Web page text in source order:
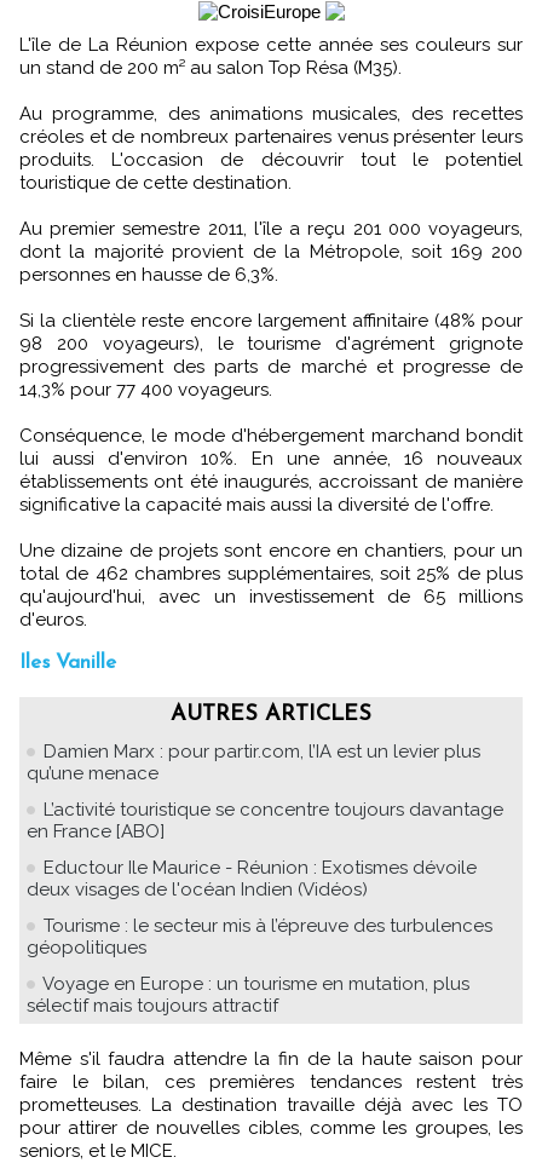
L'île de La Réunion expose cette année ses couleurs sur
un stand de 200 m² au salon Top Résa (M35).
Au programme, des animations musicales, des recettes
créoles et de nombreux partenaires venus présenter leurs
produits. L'occasion de découvrir tout le potentiel
touristique de cette destination.
Au premier semestre 2011, l'île a reçu 201 000 voyageurs,
dont la majorité provient de la Métropole, soit 169 200
personnes en hausse de 6,3%.
Si la clientèle reste encore largement affinitaire (48% pour
98 200 voyageurs), le tourisme d'agrément grignote
progressivement des parts de marché et progresse de
14,3% pour 77 400 voyageurs.
Conséquence, le mode d'hébergement marchand bondit
lui aussi d'environ 10%. En une année, 16 nouveaux
établissements ont été inaugurés, accroissant de manière
significative la capacité mais aussi la diversité de l'offre.
Une dizaine de projets sont encore en chantiers, pour un
total de 462 chambres supplémentaires, soit 25% de plus
qu'aujourd'hui, avec un investissement de 65 millions
d'euros.
Iles Vanille
AUTRES ARTICLES
Damien Marx : pour partir.com, l’IA est un levier plus
qu’une menace
L’activité touristique se concentre toujours davantage
en France [ABO]
Eductour Ile Maurice - Réunion : Exotismes dévoile
deux visages de l'océan Indien (Vidéos)
Tourisme : le secteur mis à l’épreuve des turbulences
géopolitiques
Voyage en Europe : un tourisme en mutation, plus
sélectif mais toujours attractif
Même s'il faudra attendre la fin de la haute saison pour
faire le bilan, ces premières tendances restent très
prometteuses. La destination travaille déjà avec les TO
pour attirer de nouvelles cibles, comme les groupes, les
seniors, et le MICE.